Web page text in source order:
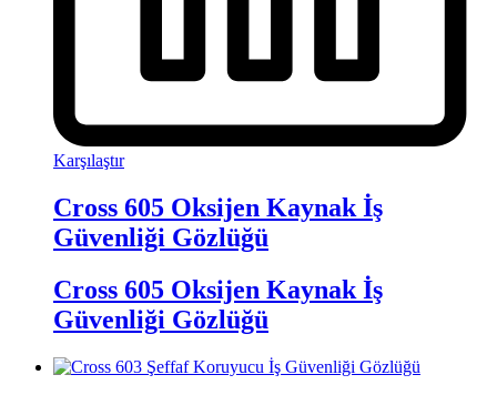
Karşılaştır
Cross 605 Oksijen Kaynak İş
Güvenliği Gözlüğü
Cross 605 Oksijen Kaynak İş
Güvenliği Gözlüğü